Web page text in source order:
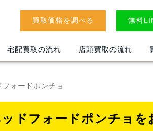
買取価格を調べる 無料
宅配買取の流れ 店頭買取の流れ
ォードポンチョ
ドフォードポンチョを